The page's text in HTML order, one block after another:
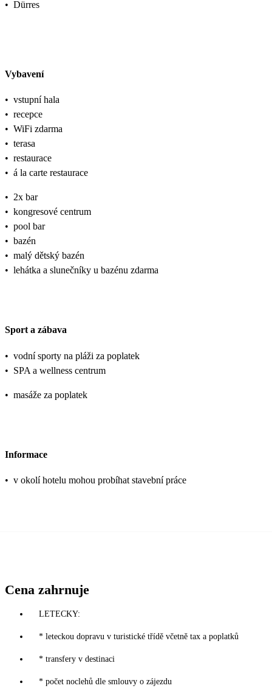
• Dürres
Vybavení
• vstupní hala
• recepce
• WiFi zdarma
• terasa
• restaurace
• á la carte restaurace
• 2x bar
• kongresové centrum
• pool bar
• bazén
• malý dětský bazén
• lehátka a slunečníky u bazénu zdarma
Sport a zábava
• vodní sporty na pláži za poplatek
• SPA a wellness centrum
• masáže za poplatek
Informace
• v okolí hotelu mohou probíhat stavební práce
Cena zahrnuje
LETECKY:
* leteckou dopravu v turistické třídě včetně tax a poplatků
* transfery v destinaci
* počet noclehů dle smlouvy o zájezdu